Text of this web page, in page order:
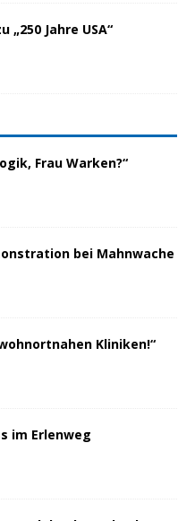
„250 Jahre USA“
Frau Warken?“
bei Mahnwache
Kliniken!“
im Erlenweg